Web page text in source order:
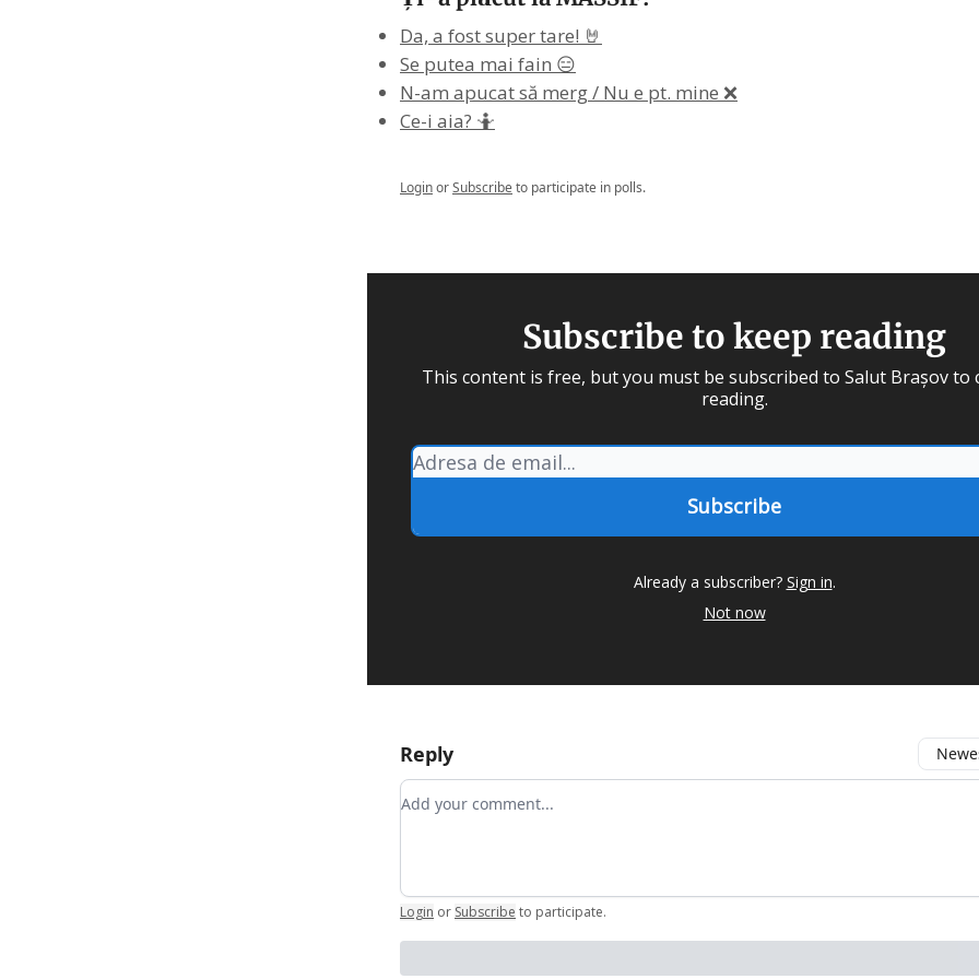
Da, a fost super tare! 🤘
Se putea mai fain 😑
N-am apucat să merg / Nu e pt. mine ❌
Ce-i aia? 🤷
LoginorSubscribeto participate in polls.
Subscribe to keep reading
This content is free, but you must be subscribed to Salut Brașov to
reading.
Already a subscriber? Sign in.
Not now
Reply
Add your comment
Login or Subscribe to participate.